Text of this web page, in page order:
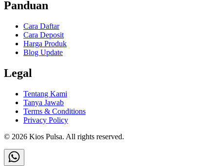
Panduan
Cara Daftar
Cara Deposit
Harga Produk
Blog Update
Legal
Tentang Kami
Tanya Jawab
Terms & Conditions
Privacy Policy
© 2026 Kios Pulsa. All rights reserved.